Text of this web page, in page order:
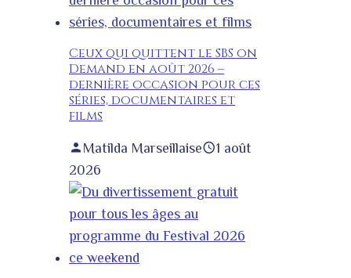
Ceux qui quittent le SBS on
Demand en août 2026 –
dernière occasion pour ces
séries, documentaires et
films
Matilda Marseillaise
1 août
2026